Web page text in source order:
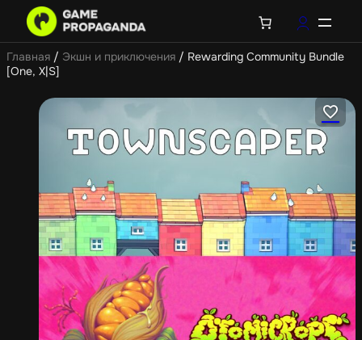
Главная / Экшн и приключения / Rewarding Community Bundle
[One, X|S]